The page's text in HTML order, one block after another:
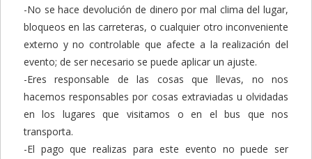
-No se hace devolución de dinero por mal clima del lugar,
bloqueos en las carreteras, o cualquier otro inconveniente
externo y no controlable que afecte a la realización del
evento; de ser necesario se puede aplicar un ajuste.
-Eres responsable de las cosas que llevas, no nos
hacemos responsables por cosas extraviadas u olvidadas
en los lugares que visitamos o en el bus que nos
transporta.
-El pago que realizas para este evento no puede ser